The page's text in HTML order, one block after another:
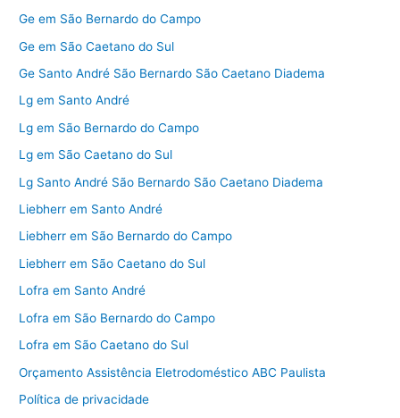
Ge em São Bernardo do Campo
Ge em São Caetano do Sul
Ge Santo André São Bernardo São Caetano Diadema
Lg em Santo André
Lg em São Bernardo do Campo
Lg em São Caetano do Sul
Lg Santo André São Bernardo São Caetano Diadema
Liebherr em Santo André
Liebherr em São Bernardo do Campo
Liebherr em São Caetano do Sul
Lofra em Santo André
Lofra em São Bernardo do Campo
Lofra em São Caetano do Sul
Orçamento Assistência Eletrodoméstico ABC Paulista
Política de privacidade